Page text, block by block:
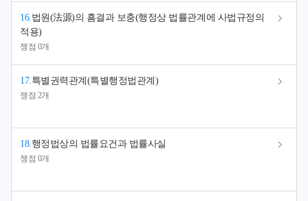
16.법원(法源)의 흠결과 보충(행정상 법률관계에 사법규정의
적용)
쟁점 0개
17.특별권력관계(특별행정법관계)
쟁점 2개
18.행정법상의 법률요건과 법률사실
쟁점 0개